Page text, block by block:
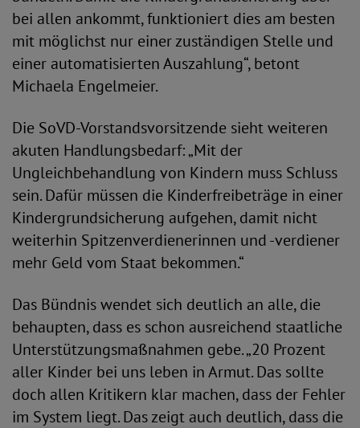
bei allen ankommt, funktioniert dies am besten
mit möglichst nur einer zuständigen Stelle und
einer automatisierten Auszahlung“, betont
Michaela Engelmeier.
Die SoVD-Vorstandsvorsitzende sieht weiteren
akuten Handlungsbedarf: „Mit der
Ungleichbehandlung von Kindern muss Schluss
sein. Dafür müssen die Kinderfreibeträge in einer
Kindergrundsicherung aufgehen, damit nicht
weiterhin Spitzenverdienerinnen und -verdiener
mehr Geld vom Staat bekommen.“
Das Bündnis wendet sich deutlich an alle, die
behaupten, dass es schon ausreichend staatliche
Unterstützungsmaßnahmen gebe. „20 Prozent
aller Kinder bei uns leben in Armut. Das sollte
doch allen Kritikern klar machen, dass der Fehler
im System liegt. Das zeigt auch deutlich, dass die